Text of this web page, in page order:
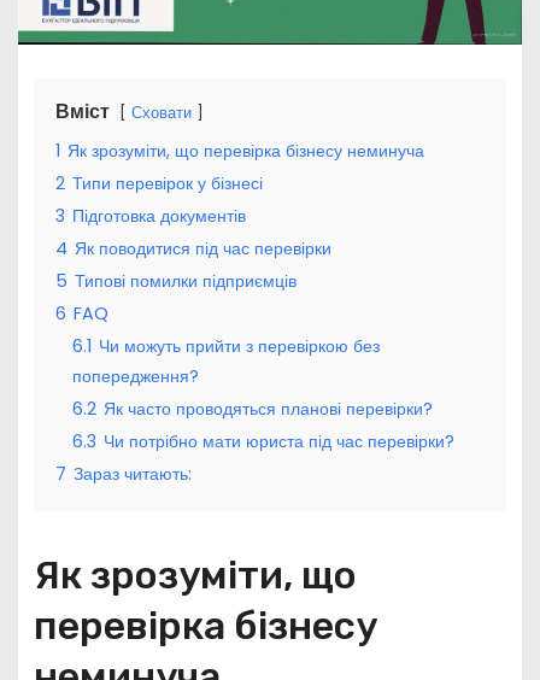
Вміст Сховати
1 Як зрозуміти, що перевірка бізнесу неминуча
2 Типи перевірок у бізнесі
3 Підготовка документів
4 Як поводитися під час перевірки
5 Типові помилки підприємців
6 FAQ
6.1 Чи можуть прийти з перевіркою без
попередження?
6.2 Як часто проводяться планові перевірки?
6.3 Чи потрібно мати юриста під час перевірки?
7 Зараз читають:
Як зрозуміти, що
перевірка бізнесу